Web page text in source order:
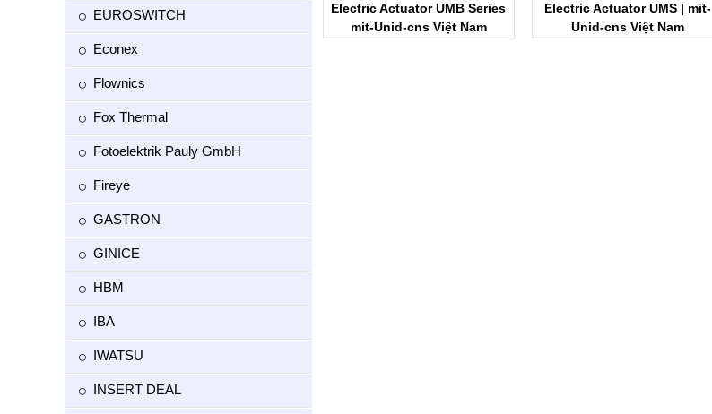
Electric Actuator UMB Series
mit-Unid-cns Việt Nam
Electric Actuator UMS | mit-
Unid-cns Việt Nam
EUROSWITCH
Econex
Flownics
Fox Thermal
Fotoelektrik Pauly GmbH
Fireye
GASTRON
GINICE
HBM
IBA
IWATSU
INSERT DEAL